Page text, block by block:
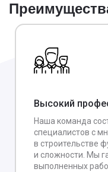
Высокий
Наша команда
специалистов с
в строительстве
и сложности. Мы
выполненных